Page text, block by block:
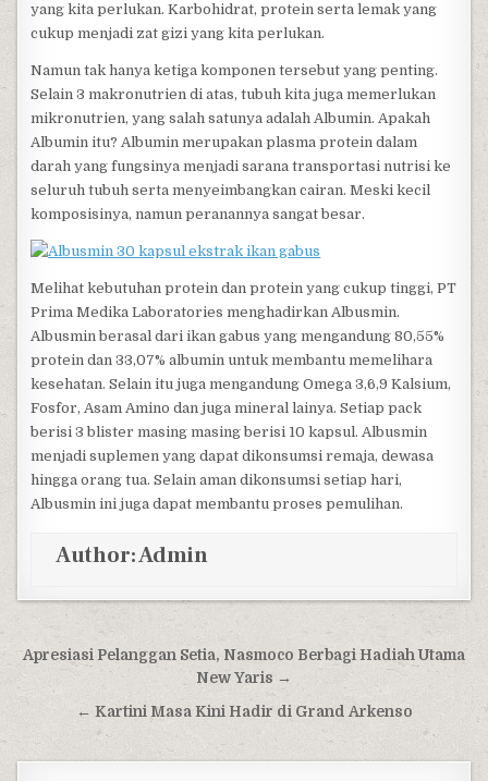
yang kita perlukan. Karbohidrat, protein serta lemak yang
cukup menjadi zat gizi yang kita perlukan.
Namun tak hanya ketiga komponen tersebut yang penting.
Selain 3 makronutrien di atas, tubuh kita juga memerlukan
mikronutrien, yang salah satunya adalah Albumin. Apakah
Albumin itu? Albumin merupakan plasma protein dalam
darah yang fungsinya menjadi sarana transportasi nutrisi ke
seluruh tubuh serta menyeimbangkan cairan. Meski kecil
komposisinya, namun peranannya sangat besar.
Melihat kebutuhan protein dan protein yang cukup tinggi, PT
Prima Medika Laboratories menghadirkan Albusmin.
Albusmin berasal dari ikan gabus yang mengandung 80,55%
protein dan 33,07% albumin untuk membantu memelihara
kesehatan. Selain itu juga mengandung Omega 3,6,9 Kalsium,
Fosfor, Asam Amino dan juga mineral lainya. Setiap pack
berisi 3 blister masing masing berisi 10 kapsul. Albusmin
menjadi suplemen yang dapat dikonsumsi remaja, dewasa
hingga orang tua. Selain aman dikonsumsi setiap hari,
Albusmin ini juga dapat membantu proses pemulihan.
Author:Admin
Post navigation
Apresiasi Pelanggan Setia, Nasmoco Berbagi Hadiah Utama
New Yaris →
← Kartini Masa Kini Hadir di Grand Arkenso